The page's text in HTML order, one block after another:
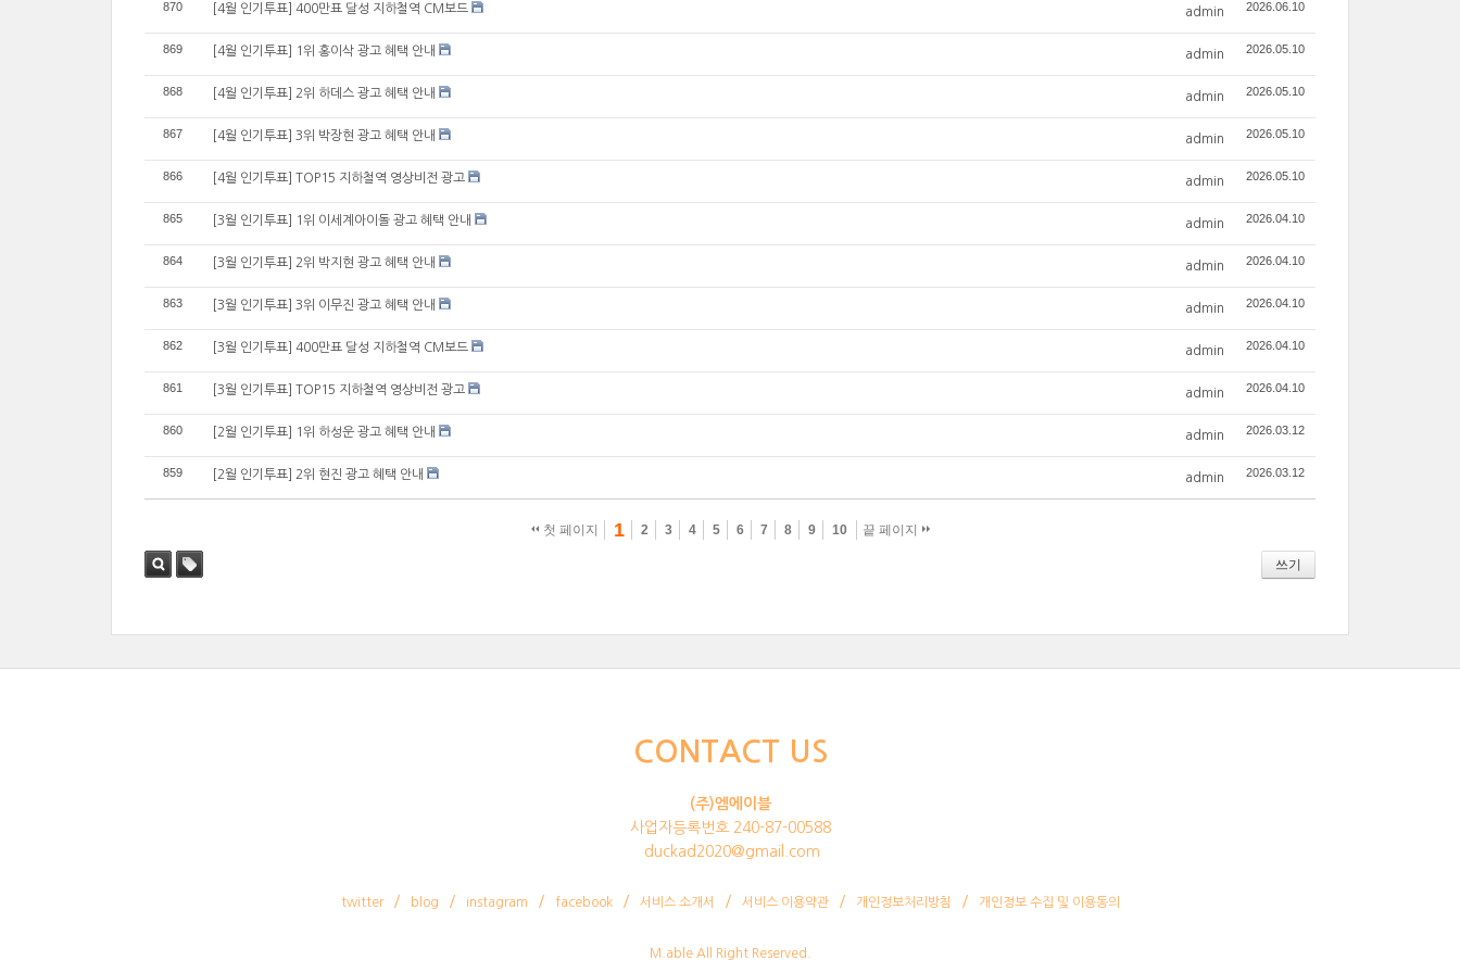
870 [4월 인기투표] 400만표 달성 지하철역 CM보드 admin 2026.06.10
869 [4월 인기투표] 1위 홍이삭 광고 혜택 안내 admin 2026.05.10
868 [4월 인기투표] 2위 하데스 광고 혜택 안내 admin 2026.05.10
867 [4월 인기투표] 3위 박장현 광고 혜택 안내 admin 2026.05.10
866 [4월 인기투표] TOP15 지하철역 영상비전 광고 admin 2026.05.10
865 [3월 인기투표] 1위 이세계아이돌 광고 혜택 안내 admin 2026.04.10
864 [3월 인기투표] 2위 박지현 광고 혜택 안내 admin 2026.04.10
863 [3월 인기투표] 3위 이무진 광고 혜택 안내 admin 2026.04.10
862 [3월 인기투표] 400만표 달성 지하철역 CM보드 admin 2026.04.10
861 [3월 인기투표] TOP15 지하철역 영상비전 광고 admin 2026.04.10
860 [2월 인기투표] 1위 하성운 광고 혜택 안내 admin 2026.03.12
859 [2월 인기투표] 2위 현진 광고 혜택 안내 admin 2026.03.12
첫 페이지 1 2 3 4 5 6 7 8 9 10 끝 페이지
쓰기
CONTACT US
(주)엠에이블
사업자등록번호 240-87-00588
duckad2020@gmail.com
twitter blog instagram facebook 서비스 소개서 서비스 이용약관 개인정보처리방침 개인정보 수집 및 이용동의
M.able All Right Reserved.